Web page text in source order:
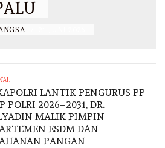
LANTIK PENGURUS PP
POLRI 2026–2031, DR.
MALIK PIMPIN
ESDM DAN
PANGAN